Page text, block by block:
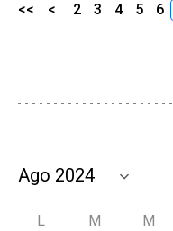
<< < 2 3 4 5 6
L M M